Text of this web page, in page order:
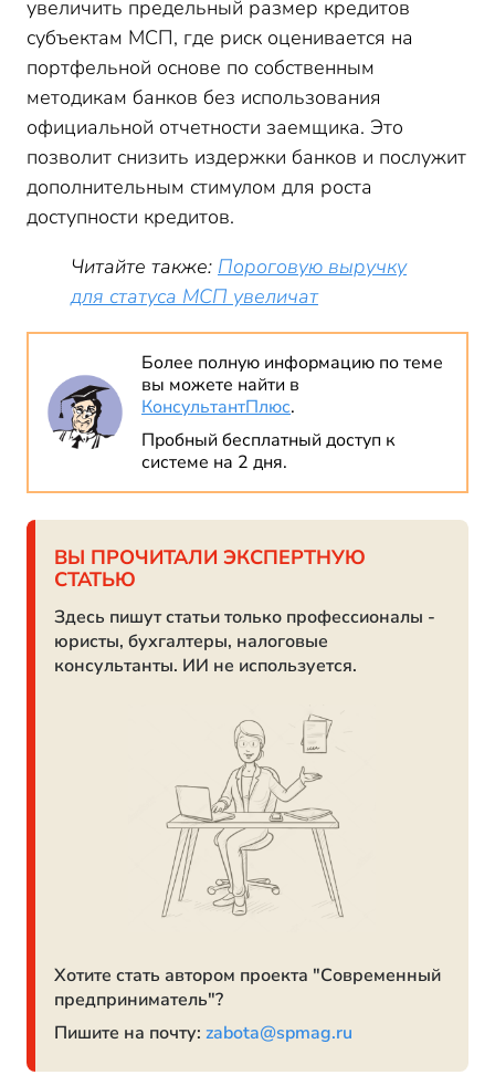
увеличить предельный размер кредитов
субъектам МСП, где риск оценивается на
портфельной основе по собственным
методикам банков без использования
официальной отчетности заемщика. Это
позволит снизить издержки банков и послужит
дополнительным стимулом для роста
доступности кредитов.
Читайте также: Пороговую выручку
для статуса МСП увеличат
Более полную информацию по теме
вы можете найти в
КонсультантПлюс.
Пробный бесплатный доступ к
системе на 2 дня.
ВЫ ПРОЧИТАЛИ ЭКСПЕРТНУЮ
СТАТЬЮ
Здесь пишут статьи только профессионалы -
юристы, бухгалтеры, налоговые
консультанты. ИИ не используется.
Хотите стать автором проекта "Современный
предприниматель"?
Пишите на почту: zabota@spmag.ru